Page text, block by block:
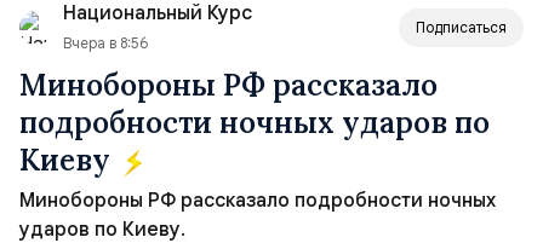
(1998–2002 г...
Национальный Курс
Вчера в 8:56
Подписаться
Минобороны РФ рассказало
подробности ночных ударов по
Киеву
Минобороны РФ рассказало подробности ночных
ударов по Киеву.